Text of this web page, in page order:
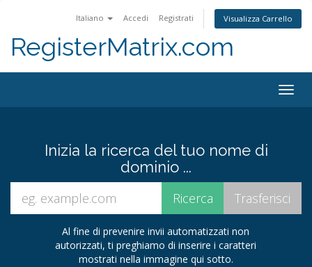
Italiano Accedi Registrati Visualizza Carrello
RegisterMatrix.com
Inizia la ricerca del tuo nome di
dominio ...
Al fine di prevenire invii automatizzati non
autorizzati, ti preghiamo di inserire i caratteri
mostrati nella immagine qui sotto.